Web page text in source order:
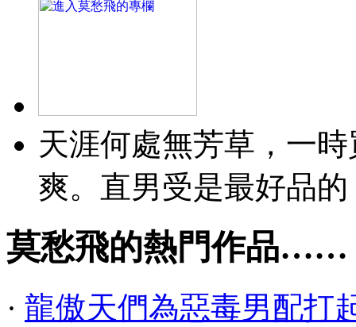
天涯何處無芳草，一
爽。直男受是最好品的
莫愁飛的熱門作品……
· 龍傲天們為惡毒男配打